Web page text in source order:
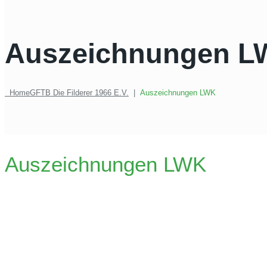
Auszeichnungen
HomeGFTB Die Filderer 1966 E.V. Auszeichnungen LWK
Auszeichnungen LWK